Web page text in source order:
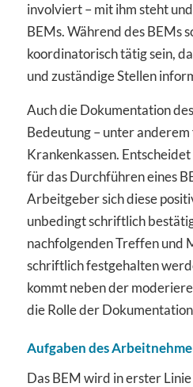
involviert – mit ihm steht
BEMs.Während des BEMs
koordinatorisch tätig sein,
und zuständige Stellen
Auch die Dokumentation
Bedeutung – unter anderem
Krankenkassen.
für das Durchführen eines
Arbeitgeber sich diese
unbedingt schriftlich
nachfolgenden Treffen und
schriftlich festgehalten
kommt neben der
die Rolle der
Aufgaben des
Das BEM wird in erster